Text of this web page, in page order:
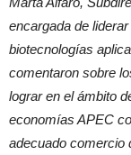
encargada de
biotecnologías
comentaron sobre
lograr en el ámbito
economías APEC
adecuado comercio